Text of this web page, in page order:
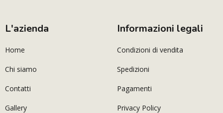
L'azienda
Home
Chi siamo
Contatti
Gallery
Informazioni legali
Condizioni di vendita
Spedizioni
Pagamenti
Privacy Policy